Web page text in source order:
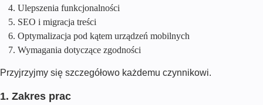
Ulepszenia funkcjonalności
SEO i migracja treści
Optymalizacja pod kątem urządzeń mobilnych
Wymagania dotyczące zgodności
Przyjrzyjmy się szczegółowo każdemu czynnikowi.
1. Zakres prac